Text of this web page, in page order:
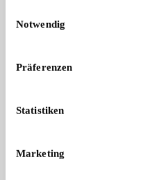
Notwendig
Präferenzen
Statistiken
Marketing
Auspuff Krümmer Edelstahl